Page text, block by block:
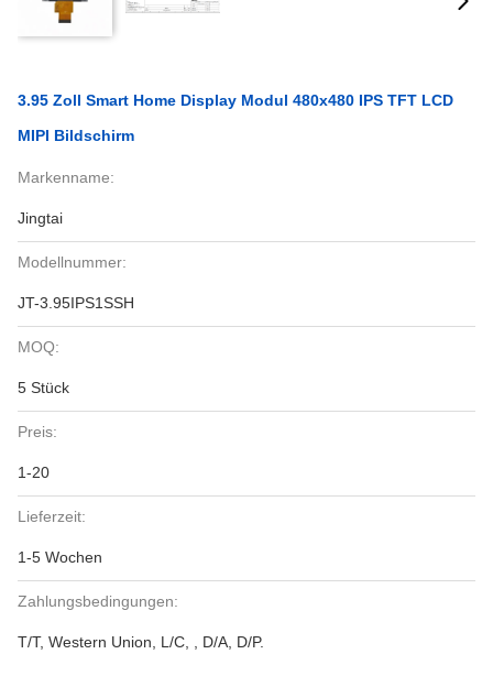
3.95 Zoll Smart Home Display Modul 480x480 IPS TFT LCD
MIPI Bildschirm
Markenname:
Jingtai
Modellnummer:
JT-3.95IPS1SSH
MOQ:
5 Stück
Preis:
1-20
Lieferzeit:
1-5 Wochen
Zahlungsbedingungen:
T/T, Western Union, L/C, , D/A, D/P.